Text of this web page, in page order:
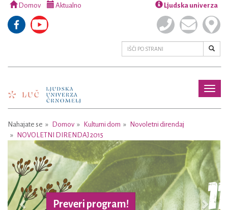
Domov Aktualno Ljudska univerza
Nahajate se Domov Kulturni dom
Novoletni direndaj
NOVOLETNI DIRENDAJ 2015
Preveri program!
Previous Next